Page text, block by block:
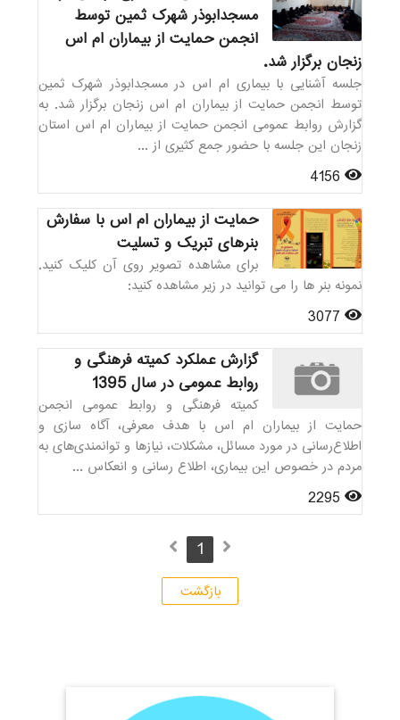
مسجدابوذر شهرک ثمین توسط
انجمن حمایت از بیماران ام اس
زنجان برگزار شد.
جلسه آشنایی با بیماری ام اس در مسجدابوذر شهرک ثمین
توسط انجمن حمایت از بیماران ام اس زنجان برگزار شد. به
گزارش روابط عمومی انجمن حمایت از بیماران ام اس استان
زنجان این جلسه با حضور جمع کثیری از ...
حمایت از بیماران ام اس با سفارش
بنرهای تبریک و تسلیت
برای مشاهده تصویر روی آن کلیک کنید.
نمونه بنر ها را می توانید در زیر مشاهده کنید:
گزارش عملکرد کمیته فرهنگی و
روابط عمومی در سال 1395
کمیته فرهنگی و روابط عمومی انجمن
حمایت از بیماران ام اس با هدف معرفی، آگاه سازی و
اطلاع‌رسانی در مورد مسائل، مشکلات، نیازها و توانمندی‌های به
مردم در خصوص این بیماری، اطلاع رسانی و انعکاس ...
1
بازگشت